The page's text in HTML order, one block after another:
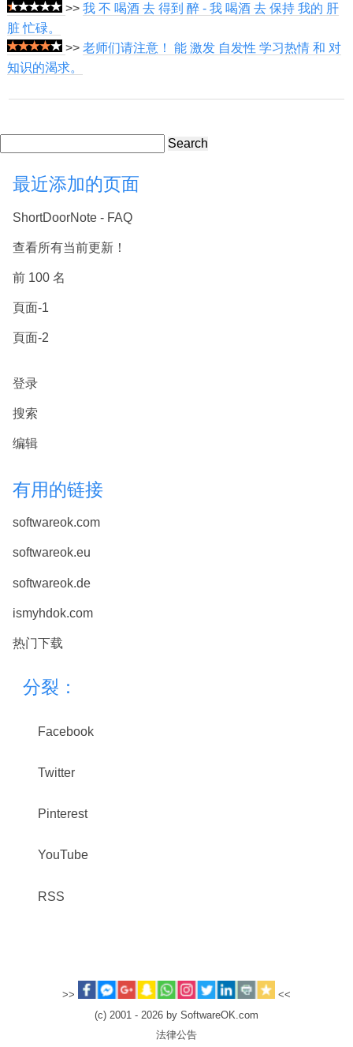
>> 我 不 喝酒 去 得到 醉 - 我 喝酒 去 保持 我的 肝
脏 忙碌。
>> 老师们请注意！ 能 激发 自发性 学习热情 和 对
知识的渴求。
Search
最近添加的页面
ShortDoorNote - FAQ
查看所有当前更新！
前 100 名
頁面-1
頁面-2
登录
搜索
编辑
有用的链接
softwareok.com
softwareok.eu
softwareok.de
ismyhdok.com
热门下载
分裂：
Facebook
Twitter
Pinterest
YouTube
RSS
>>
<<
(c) 2001 - 2026 by SoftwareOK.com
法律公告